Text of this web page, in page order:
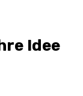
Idee